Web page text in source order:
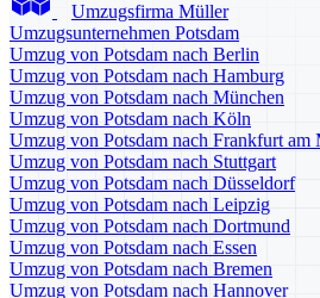
Umzugsfirma Müller
Umzugsunternehmen Potsdam
Umzug von Potsdam nach Berlin
Umzug von Potsdam nach Hamburg
Umzug von Potsdam nach München
Umzug von Potsdam nach Köln
Umzug von Potsdam nach Frankfurt am
Umzug von Potsdam nach Stuttgart
Umzug von Potsdam nach Düsseldorf
Umzug von Potsdam nach Leipzig
Umzug von Potsdam nach Dortmund
Umzug von Potsdam nach Essen
Umzug von Potsdam nach Bremen
Umzug von Potsdam nach Hannover